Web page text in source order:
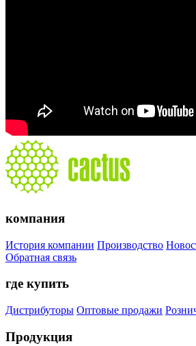
компания
История компании Производство
Обратная связь
где купить
Дистрибуторы Оптовые продажи
Продукция